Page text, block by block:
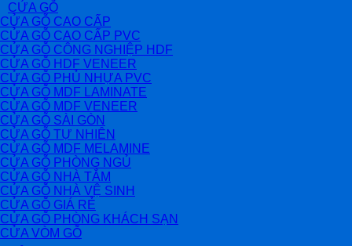
CỬA GỖ
CỬA GỖ CAO CẤP
CỬA GỖ CAO CẤP PVC
CỬA GỖ CÔNG NGHIỆP HDF
CỬA GỖ HDF VENEER
CỬA GỖ PHỦ NHỰA PVC
CỬA GỖ MDF LAMINATE
CỬA GỖ MDF VENEER
CỬA GỖ SÀI GÒN
CỬA GỖ TỰ NHIÊN
CỬA GỖ MDF MELAMINE
CỬA GỖ PHÒNG NGỦ
CỬA GỖ NHÀ TẮM
CỬA GỖ NHÀ VỆ SINH
CỬA GỖ GIÁ RẺ
CỬA GỖ PHÒNG KHÁCH SẠN
CỬA VÒM GỖ